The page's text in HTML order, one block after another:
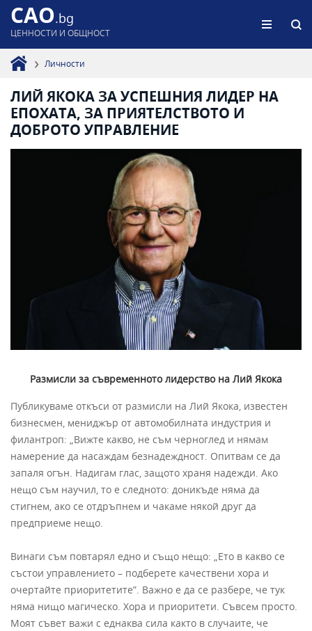
CAO.bg
ЦЕННОСТИ И ОБЩНОСТ
Личности
ЛИЙ ЯКОКА ЗА УСПЕШНИЯ ЛИДЕР НА
ЕПОХАТА, ЗА ПРИЯТЕЛСТВОТО И
ДОБРОТО УПРАВЛЕНИЕ
Размисли за съвременното лидерство на Лий Якока
Публикуваме откъси от размисли на Лий Якока, известен
бизнесмен, мениджър от автомобилната индустрия и
филантроп: „Вижте какво, не съм черноглед и нямам
намерение да насаждам безнадеждност. Опитвам се да
запаля огън. Надигам глас, защото храня надежди. Ако
нещо съм научил, то е следното: доникъде няма да
стигнем, ако се отдръпнем и чакаме някой друг да
предприеме нещо.
Винаги съм повтарял едно и също нещо: „Ето в какво се
състои управлението – подберете качествени хора и
очертайте приоритетите”. Важно е да се разбере, че тук
няма нищо магическо. Хора и приоритети. Съвсем просто.
Моят съвет важи с еднаква сила както в случаите, че